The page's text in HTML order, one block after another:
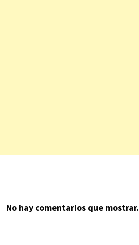
No hay comentarios que mostrar.